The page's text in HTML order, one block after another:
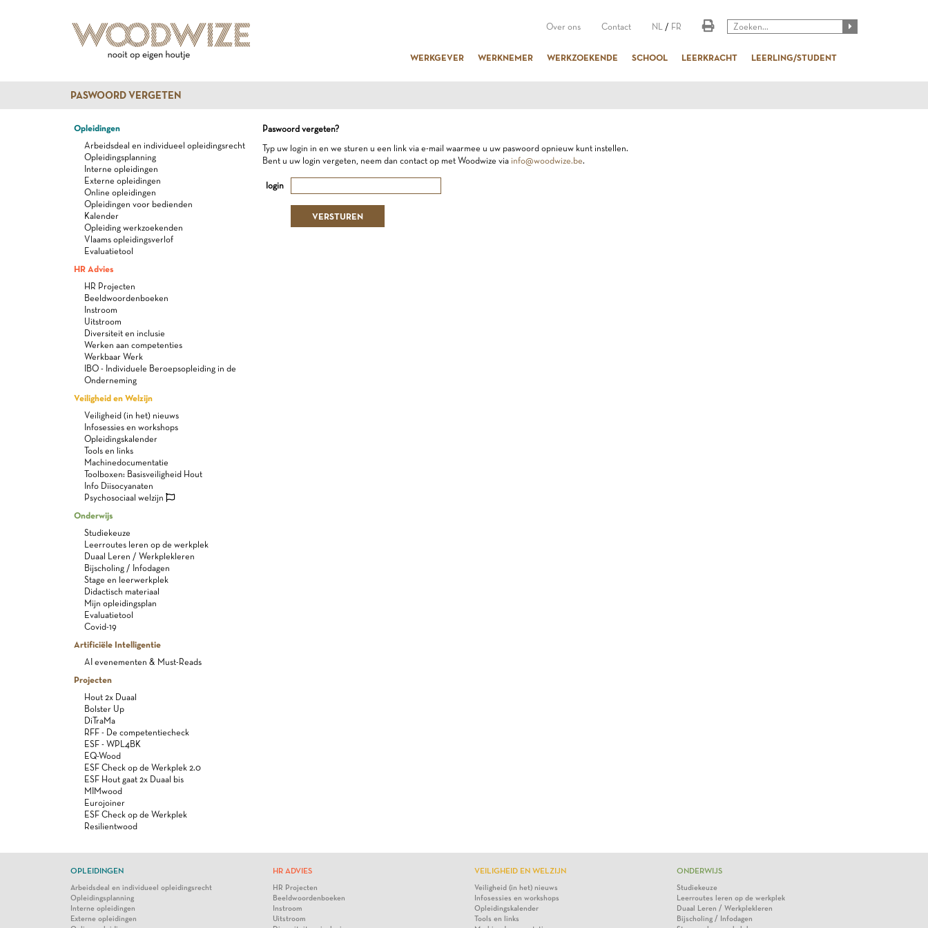
Over ons Contact NL / FR
WERKGEVER WERKNEMER WERKZOEKENDE SCHOOL LEERKRACHT LEERLING/STUDENT
PASWOORD VERGETEN
Opleidingen
Arbeidsdeal en individueel opleidingsrecht
Opleidingsplanning
Interne opleidingen
Externe opleidingen
Online opleidingen
Opleidingen voor bedienden
Kalender
Opleiding werkzoekenden
Vlaams opleidingsverlof
Evaluatietool
HR Advies
HR Projecten
Beeldwoordenboeken
Instroom
Uitstroom
Diversiteit en inclusie
Werken aan competenties
Werkbaar Werk
IBO - Individuele Beroepsopleiding in de
Onderneming
Veiligheid en Welzijn
Veiligheid (in het) nieuws
Infosessies en workshops
Opleidingskalender
Tools en links
Machinedocumentatie
Toolboxen: Basisveiligheid Hout
Info Diisocyanaten
Psychosociaal welzijn
Onderwijs
Studiekeuze
Leerroutes leren op de werkplek
Duaal Leren / Werkplekleren
Bijscholing / Infodagen
Stage en leerwerkplek
Didactisch materiaal
Mijn opleidingsplan
Evaluatietool
Covid-19
Artificiële Intelligentie
AI evenementen & Must-Reads
Projecten
Hout 2x Duaal
Bolster Up
DiTraMa
RFF - De competentiecheck
ESF - WPL4BK
EQ-Wood
ESF Check op de Werkplek 2.0
ESF Hout gaat 2x Duaal bis
MIMwood
Eurojoiner
ESF Check op de Werkplek
Resilientwood
Paswoord vergeten?
Typ uw login in en we sturen u een link via e-mail waarmee u uw paswoord opnieuw kunt instellen.
Bent u uw login vergeten, neem dan contact op met Woodwize via info@woodwize.be.
login
OPLEIDINGEN
Arbeidsdeal en individueel opleidingsrecht
Opleidingsplanning
Interne opleidingen
Externe opleidingen
HR ADVIES
HR Projecten
Beeldwoordenboeken
Instroom
Uitstroom
VEILIGHEID EN WELZIJN
Veiligheid (in het) nieuws
Infosessies en workshops
Opleidingskalender
Tools en links
ONDERWIJS
Studiekeuze
Leerroutes leren op de werkplek
Duaal Leren / Werkplekleren
Bijscholing / Infodagen